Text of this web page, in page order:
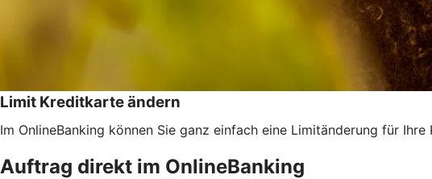
Limit Kreditkarte ändern
Im OnlineBanking können Sie ganz einfach eine Limitänderung für
Auftrag direkt im OnlineBanking